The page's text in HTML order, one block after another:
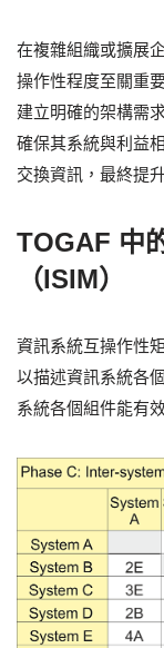
在複雜組織或擴展
操作性程度至關重
建立明確的架構需
確保其系統與利益
交換資訊，最終提
TOGAF 中
（ISIM）
資訊系統互操作性
以描述資訊系統各
系統各個組件能有